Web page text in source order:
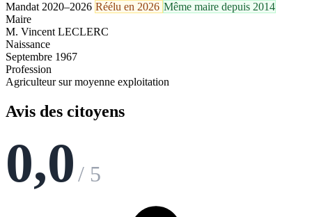
Mandat 2020–2026 Réélu en 2026 Même maire depuis 2014
Maire
M. Vincent LECLERC
Naissance
Septembre 1967
Profession
Agriculteur sur moyenne exploitation
Avis des citoyens
0,0/ 5